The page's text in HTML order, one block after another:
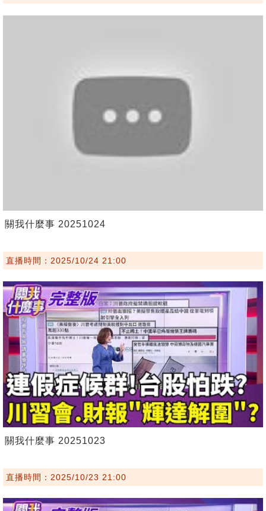
關我什麼事 20251024
直播時間：2025/10/24 21:00
關我什麼事 20251023
直播時間：2025/10/23 21:00